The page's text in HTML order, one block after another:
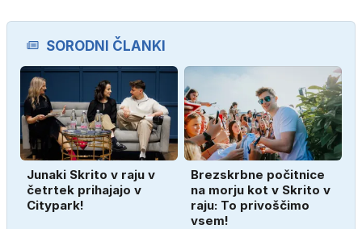
SORODNI ČLANKI
Junaki Skrito v raju v
četrtek prihajajo v
Citypark!
Brezskrbne počitnice
na morju kot v Skrito v
raju: To privoščimo
vsem!